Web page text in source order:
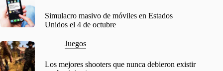
Simulacro masivo de móviles en Estados
Unidos el 4 de octubre
Juegos
Los mejores shooters que nunca debieron existir